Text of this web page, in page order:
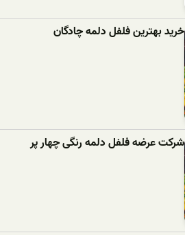
خرید بهترین فلفل دلمه‌ چادگان
شرکت عرضه فلفل دلمه رنگی چهار پر